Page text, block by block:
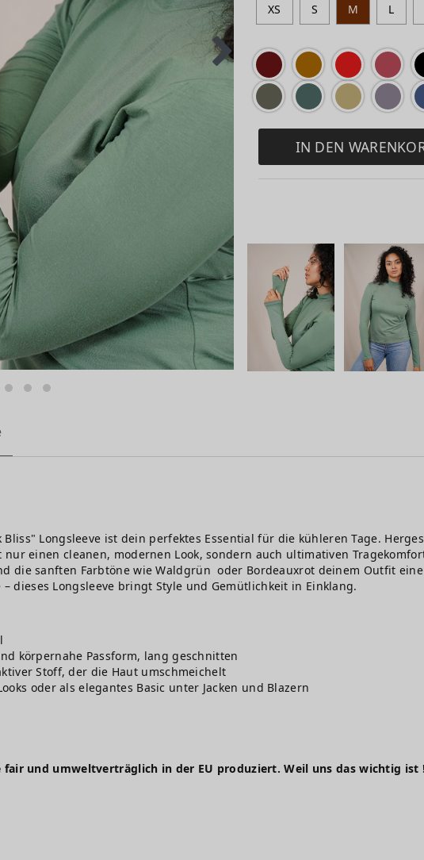
XS S M L
IN DEN
Longsleeve ist dein perfektes Essential für die kühleren Tage.
einen cleanen, modernen Look, sondern auch ultimativen
die sanften Farbtöne wie Waldgrün oder Bordeauxrot deinem Outfit
dieses Longsleeve bringt Style und Gemütlichkeit in Einklang.
körpernahe Passform, lang geschnitten
Stoff, der die Haut umschmeichelt
oder als elegantes Basic unter Jacken und Blazern
fair und umweltverträglich in der EU produziert. Weil uns das wichtig ist